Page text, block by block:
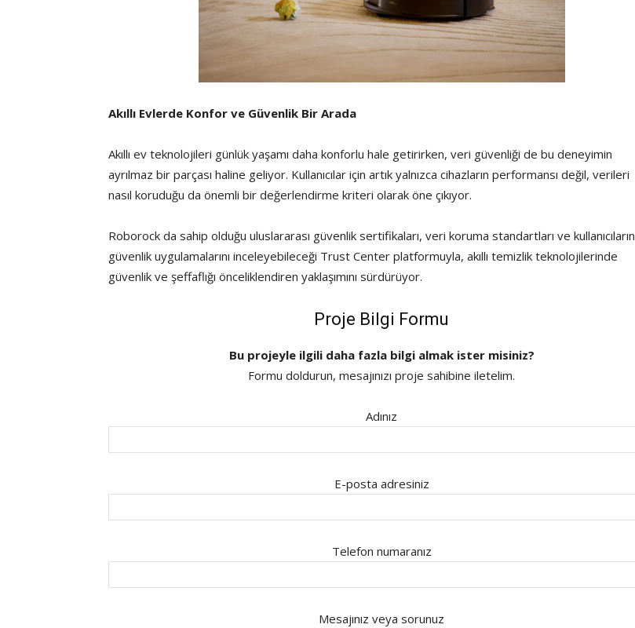
Akıllı Evlerde Konfor ve Güvenlik Bir Arada
Akıllı ev teknolojileri günlük yaşamı daha konforlu hale getirirken, veri güvenliği de bu deneyimin
ayrılmaz bir parçası haline geliyor. Kullanıcılar için artık yalnızca cihazların performansı değil, verileri
nasıl koruduğu da önemli bir değerlendirme kriteri olarak öne çıkıyor.
Roborock da sahip olduğu uluslararası güvenlik sertifikaları, veri koruma standartları ve kullanıcıların
güvenlik uygulamalarını inceleyebileceği Trust Center platformuyla, akıllı temizlik teknolojilerinde
güvenlik ve şeffaflığı önceliklendiren yaklaşımını sürdürüyor.
Proje Bilgi Formu
Bu projeyle ilgili daha fazla bilgi almak ister misiniz?
Formu doldurun, mesajınızı proje sahibine iletelim.
Adınız
E-posta adresiniz
Telefon numaranız
Mesajınız veya sorunuz